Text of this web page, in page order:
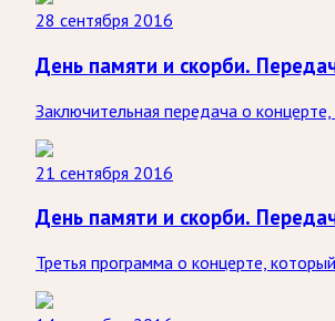
28 сентября 2016
День памяти и скорби.
Заключительная передача о
21 сентября 2016
День памяти и скорби.
Третья программа о концерте,